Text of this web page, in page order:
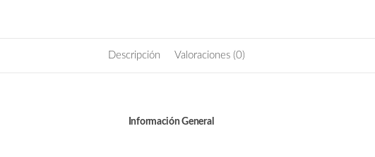
Descripción Valoraciones (0)
Información General